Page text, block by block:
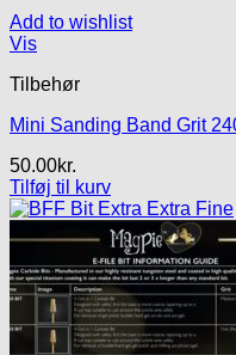
Add to wishlist
Vis
Tilbehør
Mini Sanding Band Grit
50.00kr.
Tilføj til kurv